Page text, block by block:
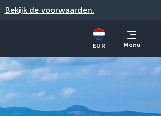
Bekijk de voorwaarden.
EUR Menu